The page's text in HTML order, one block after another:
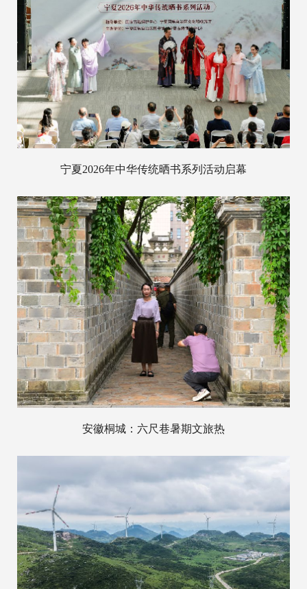
宁夏2026年中华传统晒书系列活动启幕
安徽桐城：六尺巷暑期文旅热